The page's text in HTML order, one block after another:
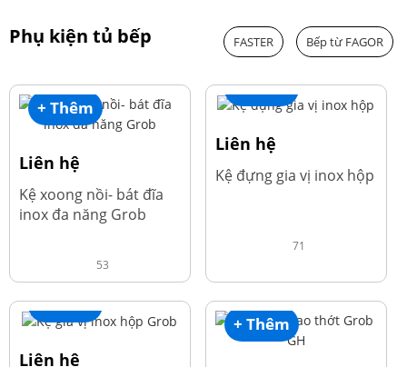
Phụ kiện tủ bếp FASTER Bếp từ FAGOR
+ Thêm
Liên hệ
Kệ xoong nồi- bát đĩa
inox đa năng Grob
53
+ Thêm
Liên hệ
Kệ đựng gia vị inox hộp
71
+ Thêm
Liên hệ
+ Thêm